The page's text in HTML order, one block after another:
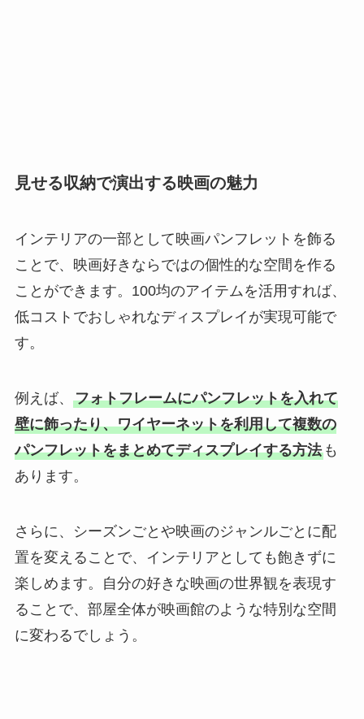
見せる収納で演出する映画の魅力
インテリアの一部として映画パンフレットを飾る
ことで、映画好きならではの個性的な空間を作る
ことができます。100均のアイテムを活用すれば、
低コストでおしゃれなディスプレイが実現可能で
す。
例えば、 フォトフレームにパンフレットを入れて
壁に飾ったり、ワイヤーネットを利用して複数の
パンフレットをまとめてディスプレイする方法も
あります。
さらに、シーズンごとや映画のジャンルごとに配
置を変えることで、インテリアとしても飽きずに
楽しめます。自分の好きな映画の世界観を表現す
ることで、部屋全体が映画館のような特別な空間
に変わるでしょう。